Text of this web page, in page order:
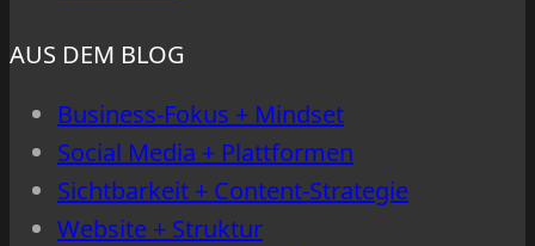
AUS DEM BLOG
Business-Fokus + Mindset
Social Media + Plattformen
Sichtbarkeit + Content-Strategie
Website + Struktur